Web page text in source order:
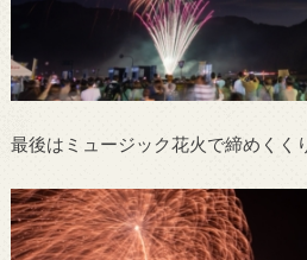
最後はミュージック花火で締めくく